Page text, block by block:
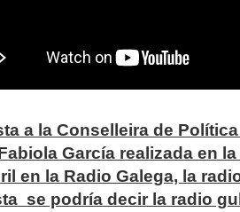
a la Conselleira de
García realizada en
en la Radio Galega, la
se podría decir la radio